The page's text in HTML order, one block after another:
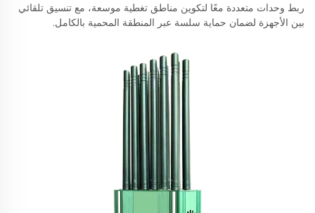
ربط وحدات متعددة معًا لتكوين مناطق تغطية موسعة، مع تنسيق تلقائي
بين الأجهزة لضمان حماية سلسة عبر المنطقة المحمية بالكامل.